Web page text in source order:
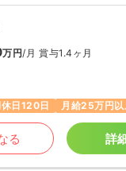
万円/月 賞与1.4ヶ月
日120日 月給25万円以
る 詳